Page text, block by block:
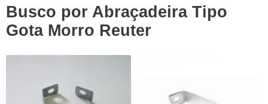
Busco por Abraçadeira Tipo
Gota Morro Reuter